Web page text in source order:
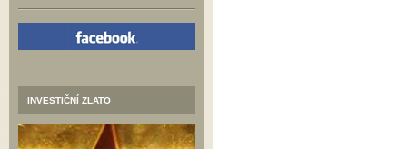
INVESTIČNÍ ZLATO